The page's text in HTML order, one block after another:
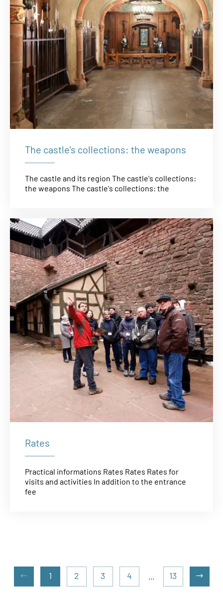
The castle's collections: the weapons
The castle and its region The castle's collections:
the weapons The castle's collections: the
Rates
Practical informations Rates Rates Rates for
visits and activities In addition to the entrance
fee
précédente
1 2 3 4 13
Page